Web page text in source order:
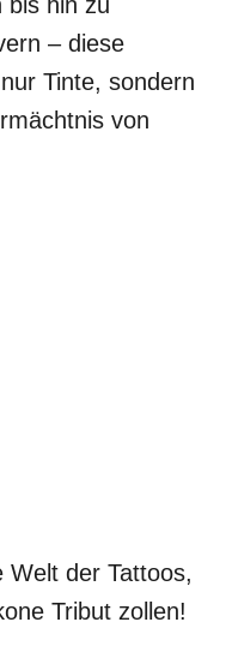
– diese
Tinte, sondern
von
Welt der Tattoos,
Tribut zollen!